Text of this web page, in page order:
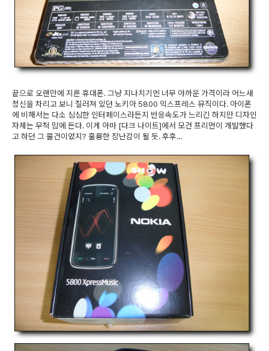
끝으로 오랜만에 지른 휴대폰. 그냥 지나치기엔 너무 아까운 가격이라 어느새
정신을 차리고 보니 질러져 있던 노키아 5800 익스프레스 뮤직이다. 아이폰
에 비해서는 다소 심심한 인터페이스라든지 반응속도가 느리긴 하지만 디자인
자체는 무척 맘에 든다. 이게 아마 [다크 나이트]에서 모건 프리먼이 개발했다
고 하던 그 물건이었지? 훌륭한 장난감이 될 듯. 후후...